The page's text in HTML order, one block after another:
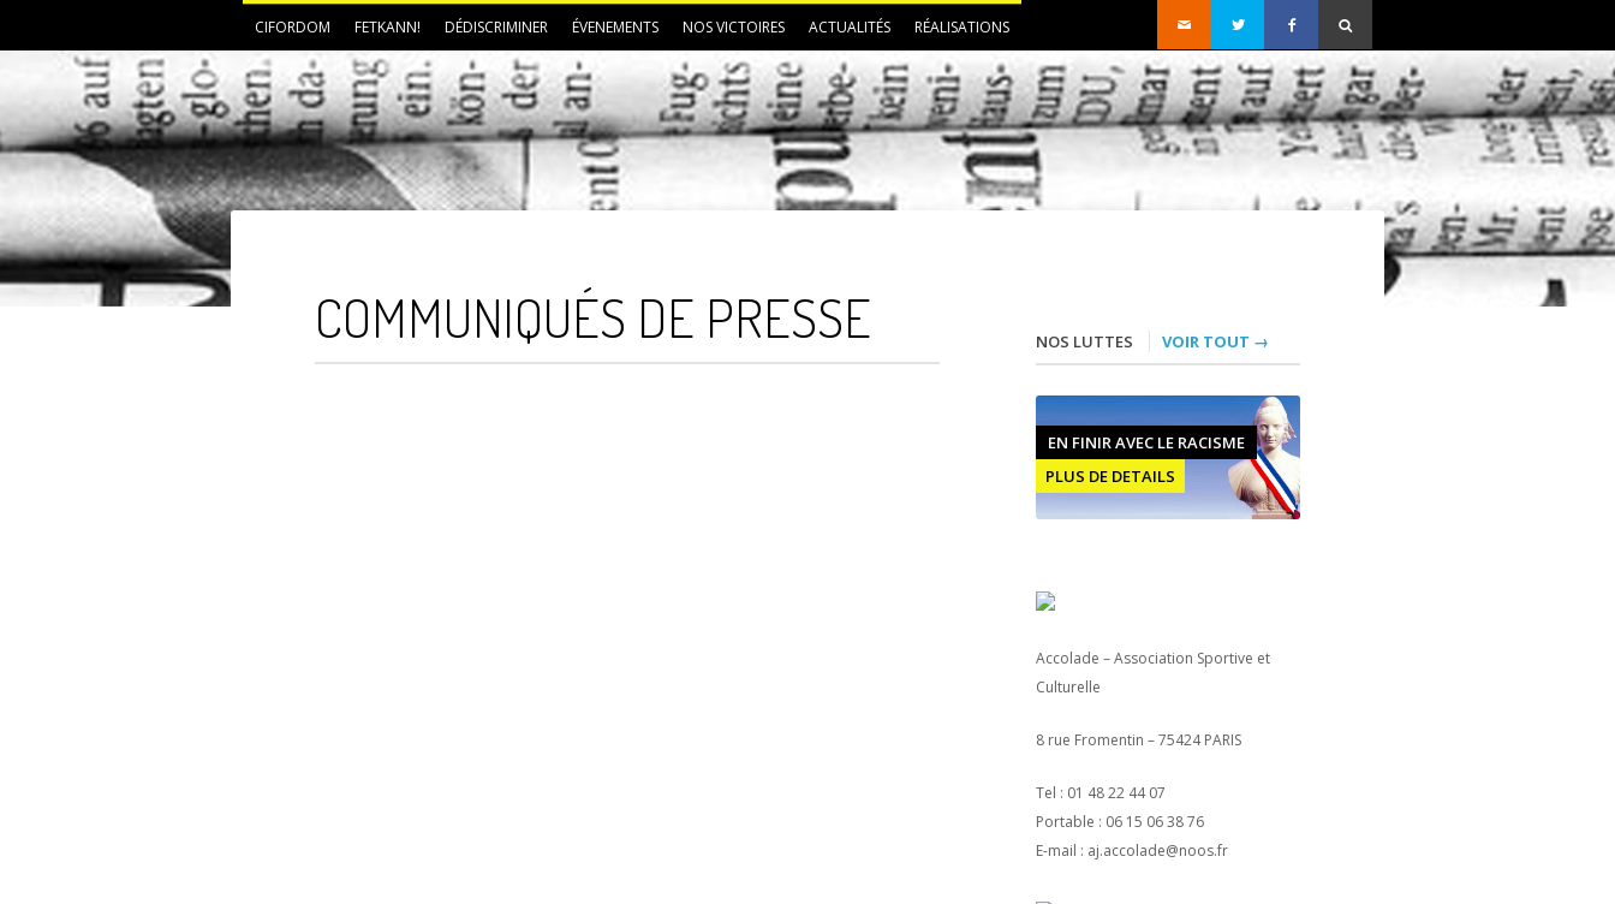
CIFORDOM FETKANN! DÉDISCRIMINER ÉVENEMENTS NOS VICTOIRES ACTUALITÉS RÉALISATIONS
COMMUNIQUÉS DE PRESSE NOS LUTTES VOIR TOUT →
EN FINIR AVEC LE RACISME
PLUS DE DETAILS
Accolade – Association Sportive et
Culturelle
8 rue Fromentin – 75424 PARIS
Tel : 01 48 22 44 07
Portable : 06 15 06 38 76
E-mail : aj.accolade@noos.fr